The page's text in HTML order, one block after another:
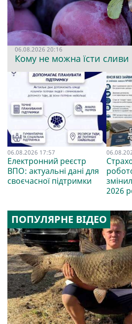
06.08.2026 20:16
Кому не можна їсти сливи
06.08.2026 17:57
Електронний реєстр
ВПО: актуальні дані для
своєчасної підтримки
2026
ПОПУЛЯРНЕ ВІДЕО